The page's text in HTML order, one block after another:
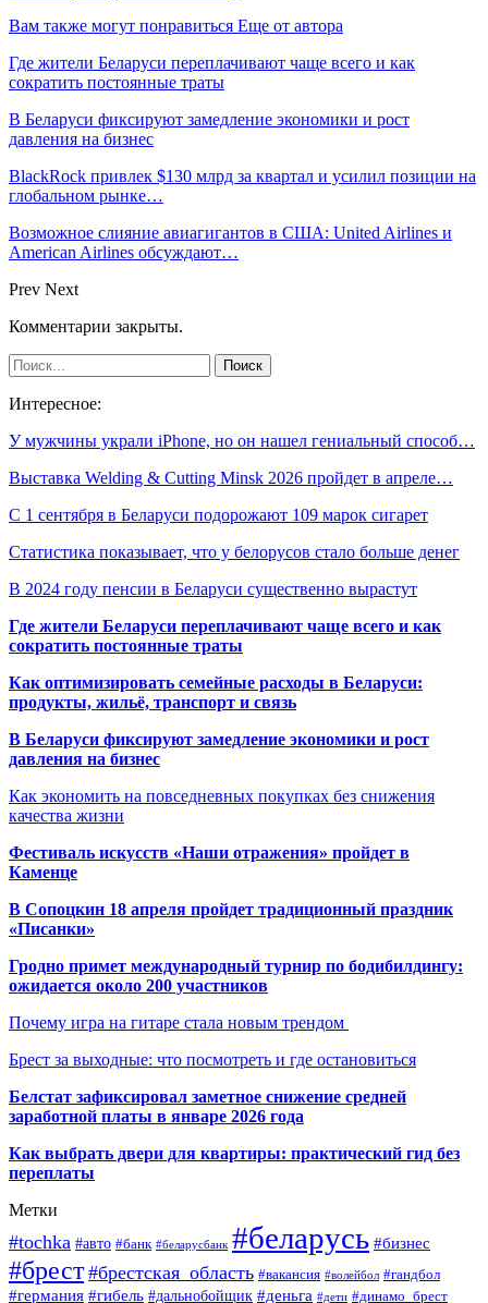
Вам также могут понравиться Еще от автора
Где жители Беларуси переплачивают чаще всего и как
сократить постоянные траты
В Беларуси фиксируют замедление экономики и рост
давления на бизнес
BlackRock привлек $130 млрд за квартал и усилил позиции на
глобальном рынке…
Возможное слияние авиагигантов в США: United Airlines и
American Airlines обсуждают…
Prev Next
Комментарии закрыты.
Интересное:
У мужчины украли iPhone, но он нашел гениальный способ…
Выставка Welding & Cutting Minsk 2026 пройдет в апреле…
С 1 сентября в Беларуси подорожают 109 марок сигарет
Статистика показывает, что у белорусов стало больше денег
В 2024 году пенсии в Беларуси существенно вырастут
Где жители Беларуси переплачивают чаще всего и как
сократить постоянные траты
Как оптимизировать семейные расходы в Беларуси:
продукты, жильё, транспорт и связь
В Беларуси фиксируют замедление экономики и рост
давления на бизнес
Как экономить на повседневных покупках без снижения
качества жизни
Фестиваль искусств «Наши отражения» пройдет в
Каменце
В Сопоцкин 18 апреля пройдет традиционный праздник
«Писанки»
Гродно примет международный турнир по бодибилдингу:
ожидается около 200 участников
Почему игра на гитаре стала новым трендом
Брест за выходные: что посмотреть и где остановиться
Белстат зафиксировал заметное снижение средней
заработной платы в январе 2026 года
Как выбрать двери для квартиры: практический гид без
переплаты
Метки
#tochka #авто #банк #беларусбанк #беларусь #бизнес
#брест #брестская_область #вакансия #волейбол #гандбол
#германия #гибель #дальнобойщик #деньга #дети #динамо_брест